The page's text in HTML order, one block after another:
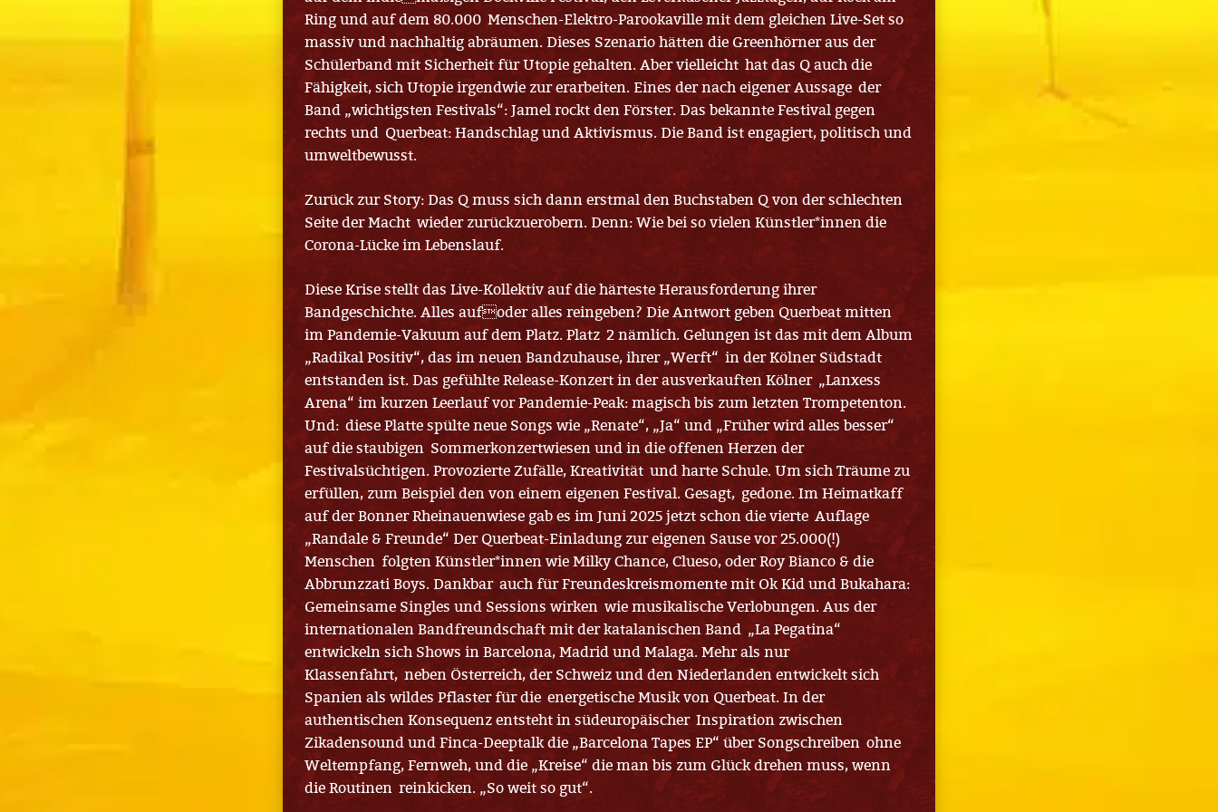
Ring und auf dem 80.000 Menschen-Elektro-Parookaville mit dem gleichen Live-Set so
massiv und nachhaltig abräumen. Dieses Szenario hätten die Greenhörner aus der
Schülerband mit Sicherheit für Utopie gehalten. Aber vielleicht hat das Q auch die
Fähigkeit, sich Utopie irgendwie zur erarbeiten. Eines der nach eigener Aussage der
Band „wichtigsten Festivals“: Jamel rockt den Förster. Das bekannte Festival gegen
rechts und Querbeat: Handschlag und Aktivismus. Die Band ist engagiert, politisch und
umweltbewusst.
Zurück zur Story: Das Q muss sich dann erstmal den Buchstaben Q von der schlechten
Seite der Macht wieder zurückzuerobern. Denn: Wie bei so vielen Künstler*innen die
Corona-Lücke im Lebenslauf.
Diese Krise stellt das Live-Kollektiv auf die härteste Herausforderung ihrer
Bandgeschichte. Alles aufoder alles reingeben? Die Antwort geben Querbeat mitten
im Pandemie-Vakuum auf dem Platz. Platz 2 nämlich. Gelungen ist das mit dem Album
„Radikal Positiv“, das im neuen Bandzuhause, ihrer „Werft“ in der Kölner Südstadt
entstanden ist. Das gefühlte Release-Konzert in der ausverkauften Kölner „Lanxess
Arena“ im kurzen Leerlauf vor Pandemie-Peak: magisch bis zum letzten Trompetenton.
Und: diese Platte spülte neue Songs wie „Renate“, „Ja“ und „Früher wird alles besser“
auf die staubigen Sommerkonzertwiesen und in die offenen Herzen der
Festivalsüchtigen. Provozierte Zufälle, Kreativität und harte Schule. Um sich Träume zu
erfüllen, zum Beispiel den von einem eigenen Festival. Gesagt, gedone. Im Heimatkaff
auf der Bonner Rheinauenwiese gab es im Juni 2025 jetzt schon die vierte Auflage
„Randale & Freunde“ Der Querbeat-Einladung zur eigenen Sause vor 25.000(!)
Menschen folgten Künstler*innen wie Milky Chance, Clueso, oder Roy Bianco & die
Abbrunzzati Boys. Dankbar auch für Freundeskreismomente mit Ok Kid und Bukahara:
Gemeinsame Singles und Sessions wirken wie musikalische Verlobungen. Aus der
internationalen Bandfreundschaft mit der katalanischen Band „La Pegatina“
entwickeln sich Shows in Barcelona, Madrid und Malaga. Mehr als nur
Klassenfahrt, neben Österreich, der Schweiz und den Niederlanden entwickelt sich
Spanien als wildes Pflaster für die energetische Musik von Querbeat. In der
authentischen Konsequenz entsteht in südeuropäischer Inspiration zwischen
Zikadensound und Finca-Deeptalk die „Barcelona Tapes EP“ über Songschreiben ohne
Weltempfang, Fernweh, und die „Kreise“ die man bis zum Glück drehen muss, wenn
die Routinen reinkicken. „So weit so gut“.